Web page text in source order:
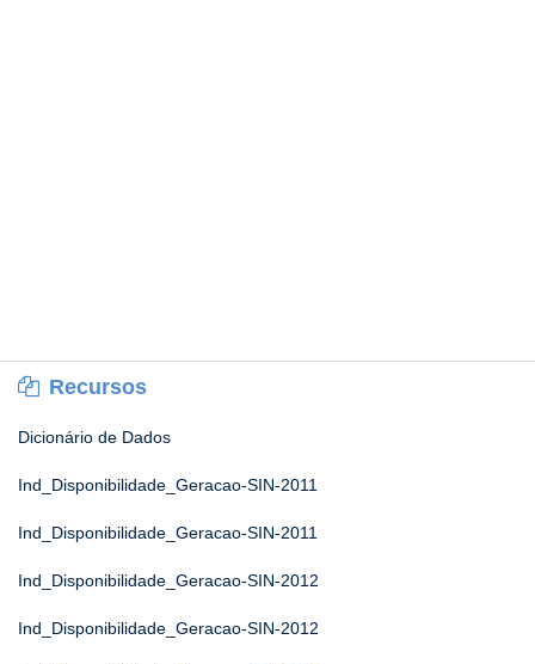
Recursos
Dicionário de Dados
Ind_Disponibilidade_Geracao-SIN-2011
Ind_Disponibilidade_Geracao-SIN-2011
Ind_Disponibilidade_Geracao-SIN-2012
Ind_Disponibilidade_Geracao-SIN-2012